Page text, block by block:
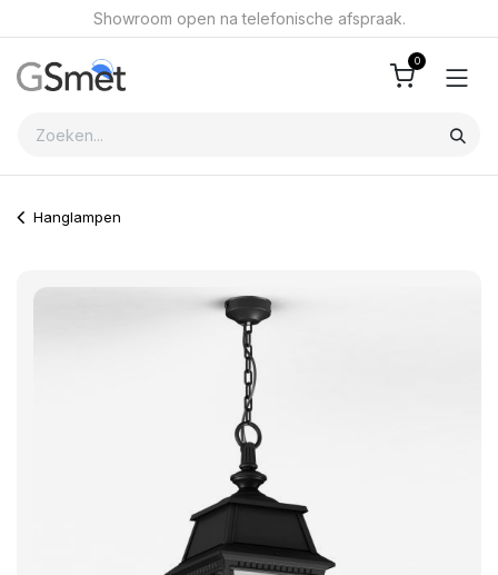
Overslaan naar inhoudShowroom open na telefonische afspraak.
0
Hanglampen